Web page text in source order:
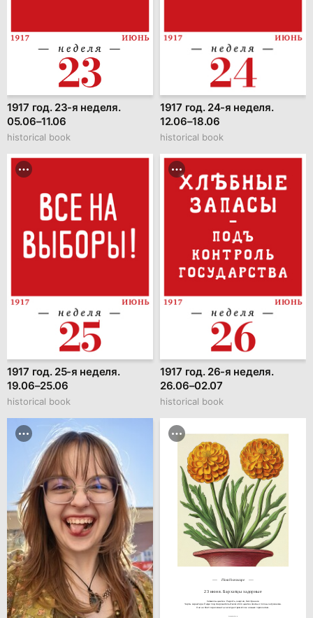
1917 год. 23-я неделя.
05.06–11.06
historical book
1917 год. 24-я неделя.
12.06–18.06
historical book
1917 год. 25-я неделя.
19.06–25.06
historical book
1917 год. 26-я неделя.
26.06–02.07
historical book
Floral horoscope
23 июня. Бархатцы задорные
Символы цветка: Радость, энергия, бесстрашие.
Черты характера: Люди под покровительством этого цветка смелы и полны энтузиазма.
Они не боятся рисковать и всегда стремятся к новым горизонтам.
hseanimation.ru